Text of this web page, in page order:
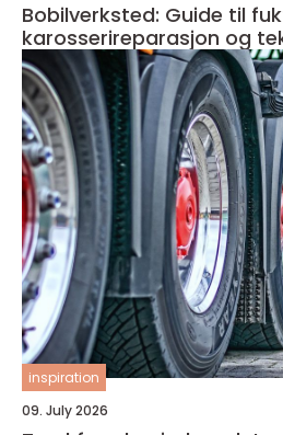
Bobilverksted: Guide til
karosserireparasjon og
inspiration
09. July 2026